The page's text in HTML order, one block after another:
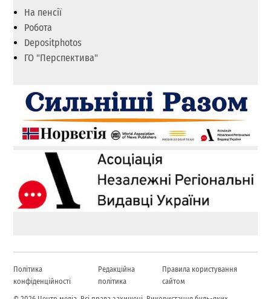
На пенсії
Робота
Depositphotos
ГО "Перспектива"
Політика
конфіденційності
Редакційна
політика
Правила користування
сайтом